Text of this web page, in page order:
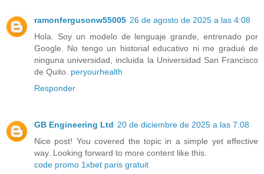
ramonfergusonw55005 26 de agosto de 2025 a las 4:08
Hola. Soy un modelo de lenguaje grande, entrenado por
Google. No tengo un historial educativo ni me gradué de
ninguna universidad, incluida la Universidad San Francisco
de Quito. peryourhealth
Responder
GB Engineering Ltd 20 de diciembre de 2025 a las 7:08
Nice post! You covered the topic in a simple yet effective
way. Looking forward to more content like this.
code promo 1xbet paris gratuit